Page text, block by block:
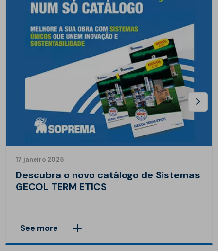
17 janeiro 2025
Descubra o novo catálogo de Sistemas
GECOL TERM ETICS
See more